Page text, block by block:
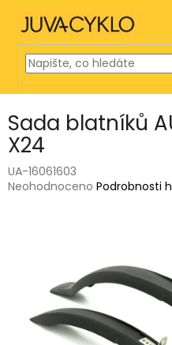
obsah
Sada blatníků
X24
UA-16061603
Průměrné
hvězdiček.
Neohodnoceno Podrobnosti